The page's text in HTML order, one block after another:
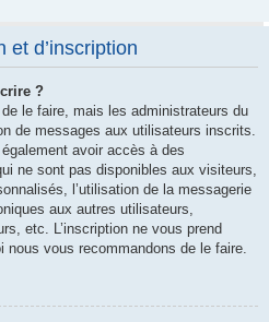
et d’inscription
?
de le faire, mais les administrateurs du
de messages aux utilisateurs inscrits.
avoir accès à des
ne sont pas disponibles aux visiteurs,
l’utilisation de la messagerie
aux autres utilisateurs,
etc. L’inscription ne vous prend
nous vous recommandons de le faire.